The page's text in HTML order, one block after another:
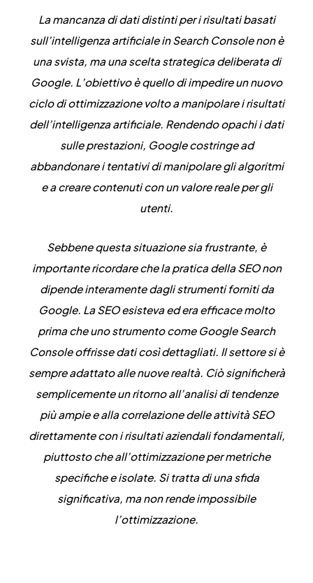
La mancanza di dati distinti per i risultati basati
sull’intelligenza artificiale in Search Console non è
una svista, ma una scelta strategica deliberata di
Google. L’obiettivo è quello di impedire un nuovo
ciclo di ottimizzazione volto a manipolare i risultati
dell’intelligenza artificiale. Rendendo opachi i dati
sulle prestazioni, Google costringe ad
abbandonare i tentativi di manipolare gli algoritmi
e a creare contenuti con un valore reale per gli
utenti.
Sebbene questa situazione sia frustrante, è
importante ricordare che la pratica della SEO non
dipende interamente dagli strumenti forniti da
Google. La SEO esisteva ed era efficace molto
prima che uno strumento come Google Search
Console offrisse dati così dettagliati. Il settore si è
sempre adattato alle nuove realtà. Ciò significherà
semplicemente un ritorno all’analisi di tendenze
più ampie e alla correlazione delle attività SEO
direttamente con i risultati aziendali fondamentali,
piuttosto che all’ottimizzazione per metriche
specifiche e isolate. Si tratta di una sfida
significativa, ma non rende impossibile
l’ottimizzazione.